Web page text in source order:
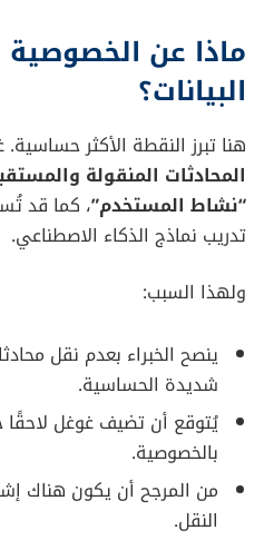
ماذا عن
البيانات؟
هنا تبرز النقطة الأكثر
المحادثات المنقولة
“نشاط المستخدم”، كما قد
تدريب نماذج الذكاء الاصطناعي.
ولهذا السبب:
ينصح الخبراء بعدم نقل
شديدة الحساسية.
يُتوقع أن تضيف غوغل لاحقًا
بالخصوصية.
من المرجح أن يكون هناك
النقل.